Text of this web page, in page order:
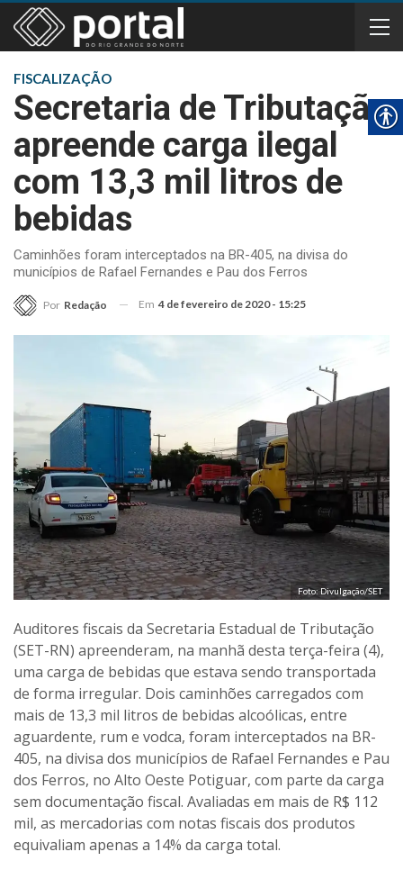
FISCALIZAÇÃO
Secretaria de Tributação
apreende carga ilegal
com 13,3 mil litros de
bebidas
Caminhões foram interceptados na BR-405, na divisa do
municípios de Rafael Fernandes e Pau dos Ferros
Por Redação Em 4 de fevereiro de 2020 - 15:25
Foto: Divulgação/SET
Auditores fiscais da Secretaria Estadual de Tributação
(SET-RN) apreenderam, na manhã desta terça-feira (4),
uma carga de bebidas que estava sendo transportada
de forma irregular. Dois caminhões carregados com
mais de 13,3 mil litros de bebidas alcoólicas, entre
aguardente, rum e vodca, foram interceptados na BR-
405, na divisa dos municípios de Rafael Fernandes e Pau
dos Ferros, no Alto Oeste Potiguar, com parte da carga
sem documentação fiscal. Avaliadas em mais de R$ 112
mil, as mercadorias com notas fiscais dos produtos
equivaliam apenas a 14% da carga total.